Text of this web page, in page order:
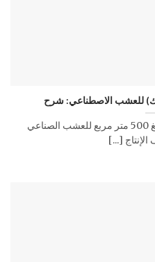
للعشب الاصطناعي: شرح
تتطلب شركتنا حد أدنى للطلب يبلغ 500 متر مربع للعشب الصناعي
[...]